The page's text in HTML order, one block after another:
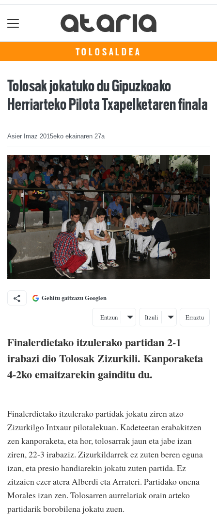
TOLOSALDEA
Tolosak jokatuko du Gipuzkoako
Herriarteko Pilota Txapelketaren finala
Asier Imaz 2015eko ekainaren 27a
Gehitu gaitzazu Googlen
Entzun Itzuli Erraztu
Finalerdietako itzulerako partidan 2-1
irabazi dio Tolosak Zizurkili. Kanporaketa
4-2ko emaitzarekin gainditu du.
Finalerdietako itzulerako partidak jokatu ziren atzo
Zizurkilgo Intxaur pilotalekuan. Kadeteetan erabakitzen
zen kanporaketa, eta hor, tolosarrak jaun eta jabe izan
ziren, 22-3 irabaziz. Zizurkildarrek ez zuten beren eguna
izan, eta presio handiarekin jokatu zuten partida. Ez
zitzaien ezer atera Alberdi eta Arrateri. Partidako onena
Morales izan zen. Tolosarren aurrelariak orain arteko
partidarik borobilena jokatu zuen.